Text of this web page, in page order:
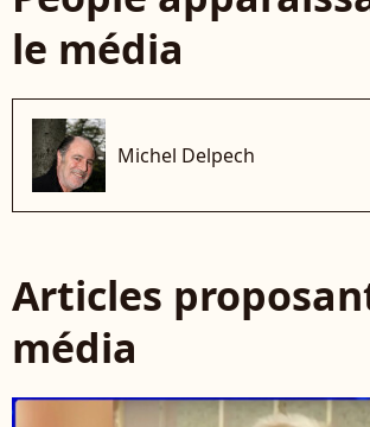
le média
Michel Delpech
Articles
média